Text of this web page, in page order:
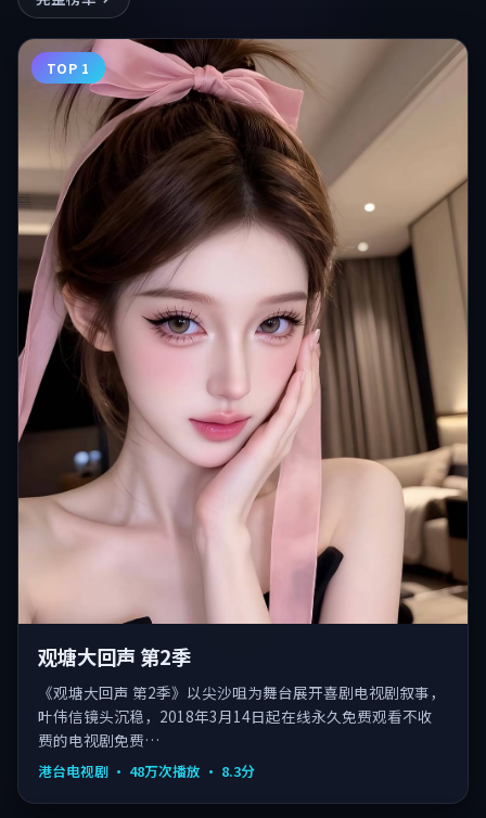
TOP 1
观塘大回声 第2季
《观塘大回声 第2季》以尖沙咀为舞台展开喜剧电视剧叙事，
叶伟信镜头沉稳，2018年3月14日起在线永久免费观看不收
费的电视剧免费…
港台电视剧 · 48万次播放 · 8.3分